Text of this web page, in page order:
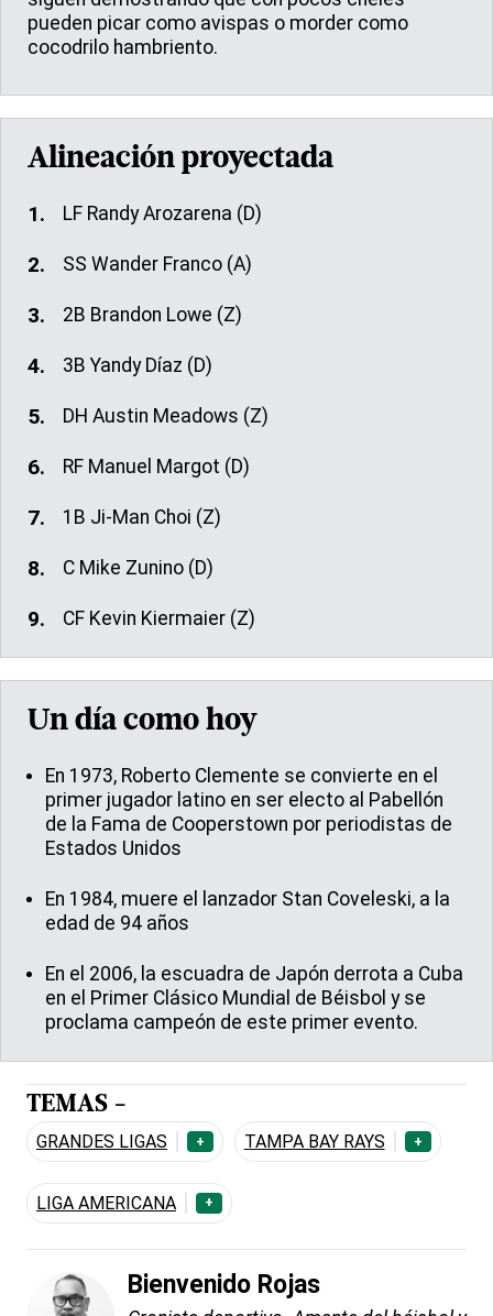
pueden picar como avispas o morder como
cocodrilo hambriento.
Alineación proyectada
LF Randy Arozarena (D)
SS Wander Franco (A)
2B Brandon Lowe (Z)
3B Yandy Díaz (D)
DH Austin Meadows (Z)
RF Manuel Margot (D)
1B Ji-Man Choi (Z)
C Mike Zunino (D)
CF Kevin Kiermaier (Z)
Un día como hoy
En 1973, Roberto Clemente se convierte en el
primer jugador latino en ser electo al Pabellón
de la Fama de Cooperstown por periodistas de
Estados Unidos
En 1984, muere el lanzador Stan Coveleski, a la
edad de 94 años
En el 2006, la escuadra de Japón derrota a Cuba
en el Primer Clásico Mundial de Béisbol y se
proclama campeón de este primer evento.
TEMAS -
GRANDES LIGAS + TAMPA BAY RAYS +
LIGA AMERICANA +
Bienvenido Rojas